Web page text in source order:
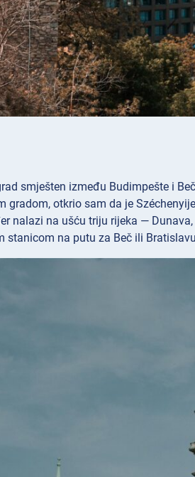
smješten između Budimpešte i
gradom, otkrio sam da je
nalazi na ušću triju rijeka —
stanicom na putu za Beč ili